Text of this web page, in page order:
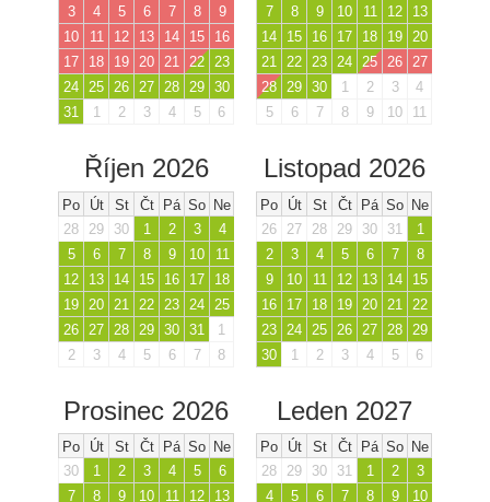
3
4 5 6 7 8
9
10
11 12 13 14 15
16
17
18 19 20 21 22 23
24 25 26 27 28 29 30
31
1 2 3 4 5 6
7
8 9 10 11 12
13
14
15 16 17 18 19 20
21 22 23 24 25 26 27
28 29 30 1 2 3
4
5
6 7 8 9 10 11
Říjen 2026
Po Út St Čt Pá So Ne
28
29 30 1 2 3
4
5
6 7 8 9 10
11
12
13 14 15 16 17
18
19
20 21 22 23 24
25
26
27 28 29 30 31
1
2
3 4 5 6 7 8
Listopad 2026
Po Út St Čt Pá So Ne
26
27 28 29 30 31
1
2
3 4 5 6 7
8
9
10 11 12 13 14
15
16
17 18 19 20 21
22
23
24 25 26 27 28
29
30
1 2 3 4 5 6
Prosinec 2026
Po Út St Čt Pá So Ne
30
1 2 3 4 5
6
7
8 9 10 11 12
13
Leden 2027
Po Út St Čt Pá So Ne
28
29 30 31 1 2
3
4
5 6 7 8 9
10